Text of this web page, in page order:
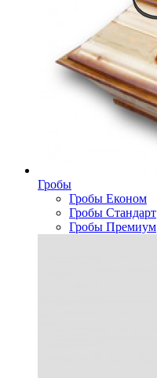
Гробы
Гробы Економ
Гробы Стандарт
Гробы Премиум